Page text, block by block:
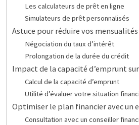
Les calculateurs de prêt en ligne
Simulateurs de prêt personnalisés
Astuce pour réduire vos mensualités
Négociation du taux d’intérêt
Prolongation de la durée du crédit
Impact de la capacité d’emprunt
Calcul de la capacité d’emprunt
Utilité d’évaluer votre situation
Optimiser le plan financier avec un
Consultation avec un conseiller